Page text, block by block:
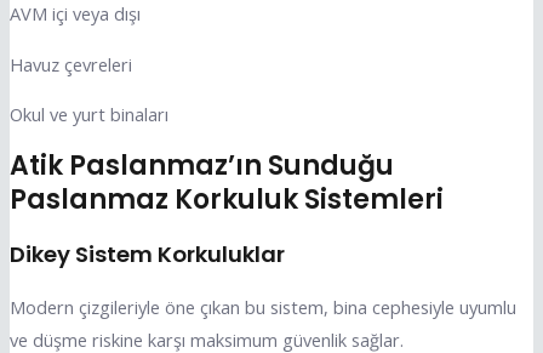
AVM içi veya dışı
Havuz çevreleri
Okul ve yurt binaları
Atik Paslanmaz’ın Sunduğu
Paslanmaz Korkuluk Sistemleri
Dikey Sistem Korkuluklar
Modern çizgileriyle öne çıkan bu sistem, bina cephesiyle uyumlu
ve düşme riskine karşı maksimum güvenlik sağlar.